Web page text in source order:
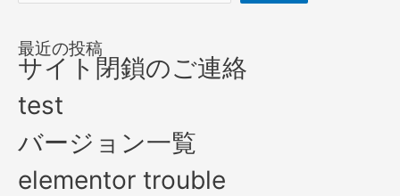
最近の投稿
サイト閉鎖のご連絡
test
バージョン一覧
elementor trouble